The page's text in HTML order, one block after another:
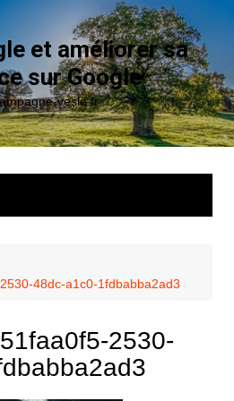
et améliorer sa
sur Google
vesle.fr
48dc-a1c0-1fdbabba2ad3
2530-